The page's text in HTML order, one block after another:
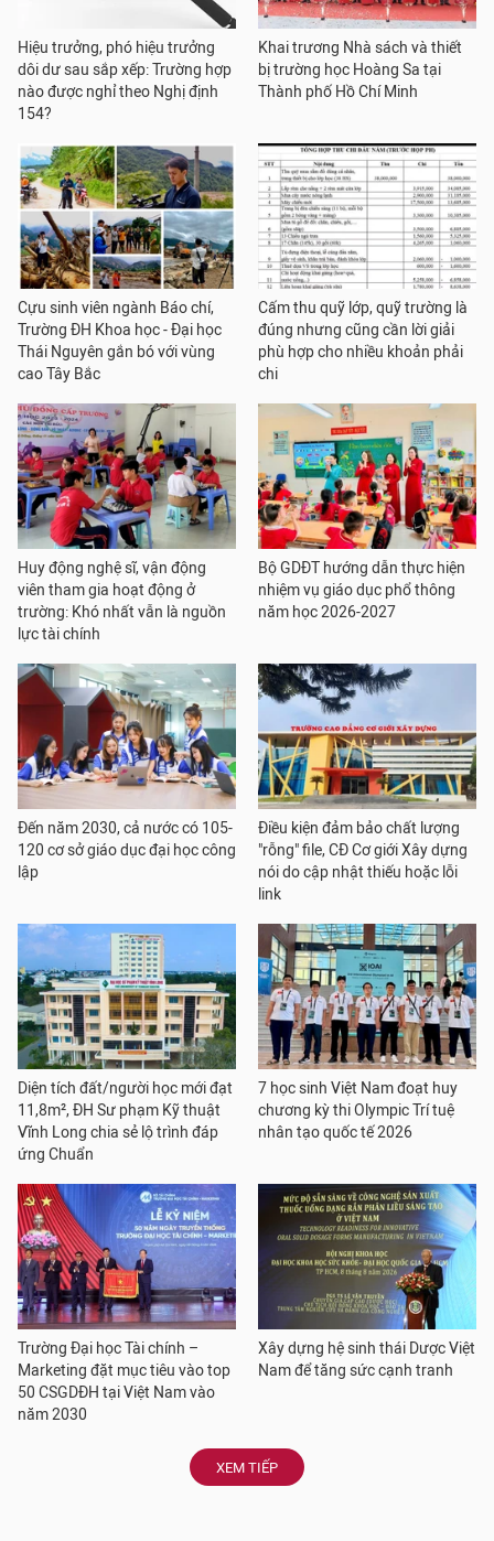
Hiệu trưởng, phó hiệu trưởng
dôi dư sau sắp xếp: Trường hợp
nào được nghỉ theo Nghị định
154?
Khai trương Nhà sách và thiết
bị trường học Hoàng Sa tại
Thành phố Hồ Chí Minh
Cựu sinh viên ngành Báo chí,
Trường ĐH Khoa học - Đại học
Thái Nguyên gắn bó với vùng
cao Tây Bắc
Cấm thu quỹ lớp, quỹ trường là
đúng nhưng cũng cần lời giải
phù hợp cho nhiều khoản phải
chi
Huy động nghệ sĩ, vận động
viên tham gia hoạt động ở
trường: Khó nhất vẫn là nguồn
lực tài chính
Bộ GDĐT hướng dẫn thực hiện
nhiệm vụ giáo dục phổ thông
năm học 2026-2027
Đến năm 2030, cả nước có 105-
120 cơ sở giáo dục đại học công
lập
Điều kiện đảm bảo chất lượng
"rỗng" file, CĐ Cơ giới Xây dựng
nói do cập nhật thiếu hoặc lỗi
link
Diện tích đất/người học mới đạt
11,8m², ĐH Sư phạm Kỹ thuật
Vĩnh Long chia sẻ lộ trình đáp
ứng Chuẩn
7 học sinh Việt Nam đoạt huy
chương kỳ thi Olympic Trí tuệ
nhân tạo quốc tế 2026
Trường Đại học Tài chính –
Marketing đặt mục tiêu vào top
50 CSGDĐH tại Việt Nam vào
năm 2030
Xây dựng hệ sinh thái Dược Việt
Nam để tăng sức cạnh tranh
XEM TIẾP